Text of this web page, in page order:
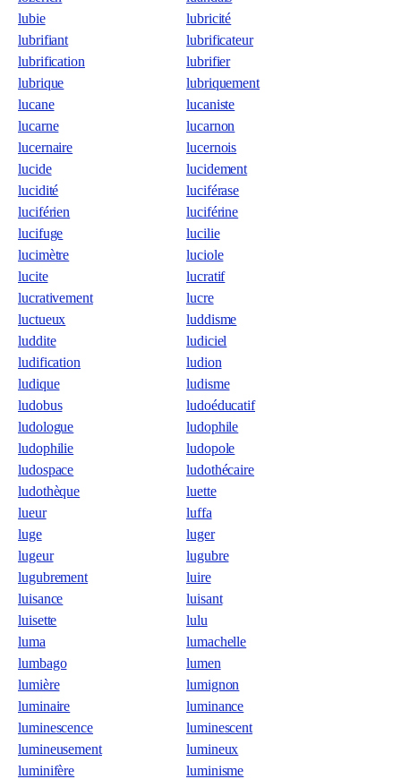
lubie
lubricité
lubrifiant
lubrificateur
lubrification
lubrifier
lubrique
lubriquement
lucane
lucaniste
lucarne
lucarnon
lucernaire
lucernois
lucide
lucidement
lucidité
luciférase
luciférien
luciférine
lucifuge
lucilie
lucimètre
luciole
lucite
lucratif
lucrativement
lucre
luctueux
luddisme
luddite
ludiciel
ludification
ludion
ludique
ludisme
ludobus
ludoéducatif
ludologue
ludophile
ludophilie
ludopole
ludospace
ludothécaire
ludothèque
luette
lueur
luffa
luge
luger
lugeur
lugubre
lugubrement
luire
luisance
luisant
luisette
lulu
luma
lumachelle
lumbago
lumen
lumière
lumignon
luminaire
luminance
luminescence
luminescent
lumineusement
lumineux
luminifère
luminisme